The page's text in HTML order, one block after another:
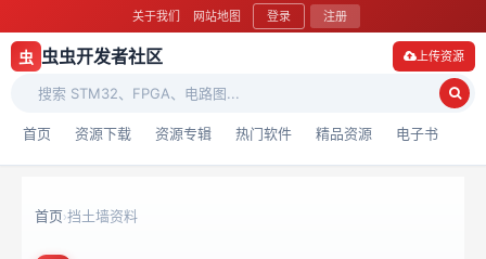
关于我们 网站地图 登录 注册
虫 虫虫开发者社区
首页 资源下载 资源专辑 热门软件 精品资源 电子书
上传资源
首页›挡土墙资料